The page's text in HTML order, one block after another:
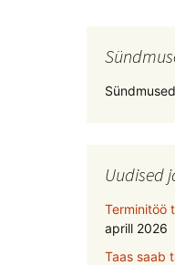
Uudised
Terminitöö
aprill 2026
Taas saab